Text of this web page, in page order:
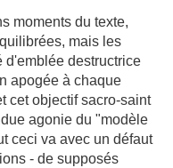
moments du texte,
mais les
d'emblée destructrice
apogée à chaque
cet objectif sacro-saint
agonie du "modèle
ceci va avec un défaut
- de supposés